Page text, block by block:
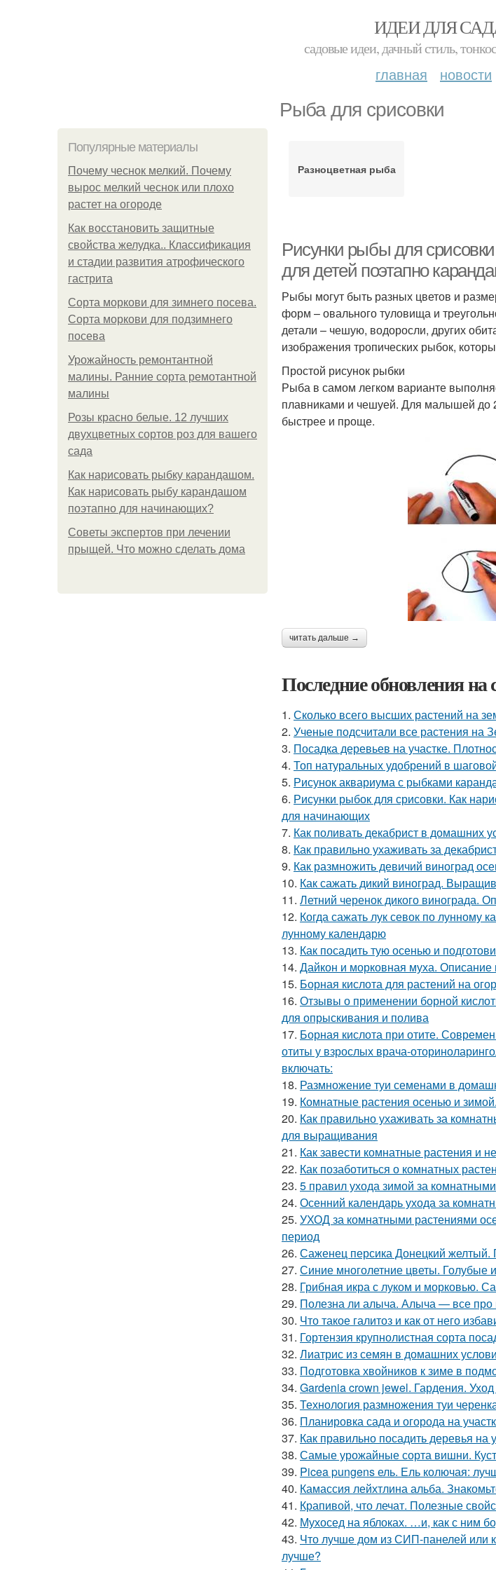
ИДЕИ ДЛЯ
садовые идеи, дачный стиль,
главная новости
Рыба для срисовки
Популярные материалы
Почему чеснок мелкий. Почему
вырос мелкий чеснок или плохо
растет на огороде
Как восстановить защитные
свойства желудка.. Классификация
и стадии развития атрофического
гастрита
Сорта моркови для зимнего посева.
Сорта моркови для подзимнего
посева
Урожайность ремонтантной
малины. Ранние сорта ремотантной
малины
Розы красно белые. 12 лучших
двухцветных сортов роз для вашего
сада
Как нарисовать рыбку карандашом.
Как нарисовать рыбу карандашом
поэтапно для начинающих?
Советы экспертов при лечении
прыщей. Что можно сделать дома
Разноцветная рыба
Рисунки рыбы для
для детей поэтапно
Рыбы могут быть разных цветов и
форм – овального туловища и
детали – чешую, водоросли, других
изображения тропических рыбок,
Простой рисунок рыбки
Рыба в самом легком варианте
плавниками и чешуей. Для малышей до
быстрее и проще.
читать дальше →
Последние обновления на
1. Сколько всего высших растений на
2. Ученые подсчитали все растения на
3. Посадка деревьев на участке.
4. Топ натуральных удобрений в
5. Рисунок аквариума с рыбками
6. Рисунки рыбок для срисовки. Как
для начинающих
7. Как поливать декабрист в домашних
8. Как правильно ухаживать за
9. Как размножить девичий виноград
10. Как сажать дикий виноград.
11. Летний черенок дикого винограда.
12. Когда сажать лук севок по лунному
лунному календарю
13. Как посадить тую осенью и
14. Дайкон и морковная муха. Описание
15. Борная кислота для растений на
16. Отзывы о применении борной
для опрыскивания и полива
17. Борная кислота при отите.
отиты у взрослых врача-
включать:
18. Размножение туи семенами в
19. Комнатные растения осенью и
20. Как правильно ухаживать за
для выращивания
21. Как завести комнатные растения и
22. Как позаботиться о комнатных
23. 5 правил ухода зимой за
24. Осенний календарь ухода за
25. УХОД за комнатными растениями
период
26. Саженец персика Донецкий желтый.
27. Синие многолетние цветы. Голубые
28. Грибная икра с луком и морковью.
29. Полезна ли алыча. Алыча — все про
30. Что такое галитоз и как от него
31. Гортензия крупнолистная сорта
32. Лиатрис из семян в домашних
33. Подготовка хвойников к зиме в
34. Gardenia crown jewel. Гардения.
35. Технология размножения туи
36. Планировка сада и огорода на
37. Как правильно посадить деревья
38. Самые урожайные сорта вишни.
39. Picea pungens ель. Ель колючая:
40. Камассия лейхтлина альба.
41. Крапивой, что лечат. Полезные
42. Мухосед на яблоках. …и, как с ним
43. Что лучше дом из СИП-панелей или
лучше?